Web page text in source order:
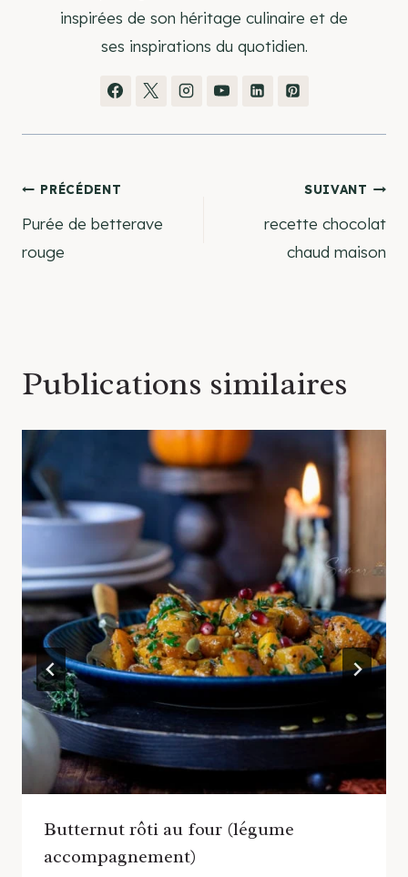
inspirées de son héritage culinaire et de
ses inspirations du quotidien.
Navigation
de
PRÉCÉDENT
Purée de betterave
rouge
SUIVANT
recette chocolat
chaud maison
Publications similaires
Butternut rôti au four (légume
accompagnement)